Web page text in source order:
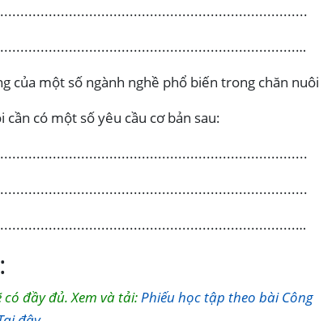
của một số ngành nghề phổ biến trong chăn nuôi
có một số yêu cầu cơ bản sau:
đầy đủ. Xem và tải: Phiếu học tập theo bài Công